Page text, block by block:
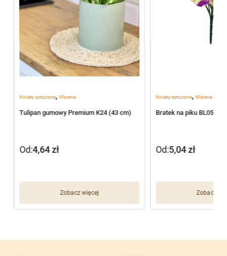
Kwiaty sztuczne, Wiosna
Tulipan gumowy Premium K24 (43 cm)
Zobacz więcej
Od:4,64zł
Kwiaty sztuczne,Wiosna
Bratek na piku BL055/
Zobacz
Od:5,04zł